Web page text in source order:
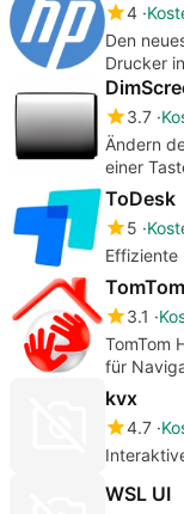
4
Den
Drucker
3.7
Ändern
einer
ToDesk
5
Effiziente
3.1
TomTom
für
kvx
4.7
WSL UI